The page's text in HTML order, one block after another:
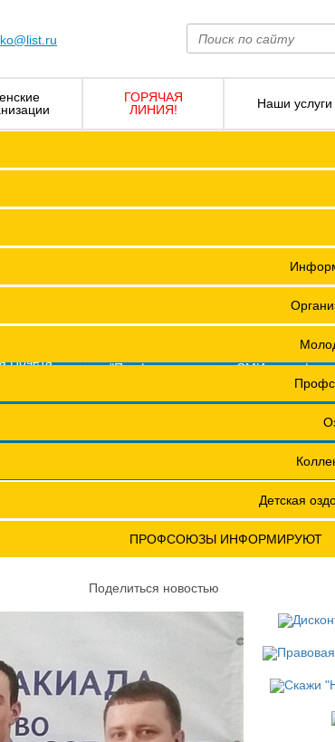
Решения Советов Федерации
Постановления президиумов
данные о результатах проведения специальной
Научно-практическая конференция
ПРОФСОЮЗЫ ИНФОРМИРУЮТ
Детская
ГОРЯЧАЯ
ЛИНИЯ!
Наши услуги
Почета
"Профсоюзная
СМИ о
Поделиться новостью